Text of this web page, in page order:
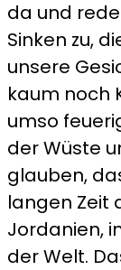
da und
Sinken zu,
unsere
kaum noch
umso
der Wüste
glauben,
langen Zeit
Jordanien,
der Welt.